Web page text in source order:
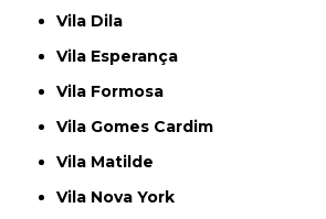
Vila Dila
Vila Esperança
Vila Formosa
Vila Gomes Cardim
Vila Matilde
Vila Nova York